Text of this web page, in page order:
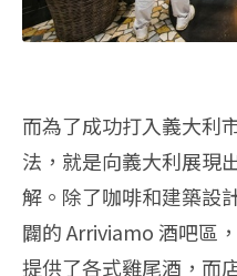
而為了成功打入義大利
法，就是向義大利展現
解。除了咖啡和建築設
闢的 Arriviamo 酒吧區
提供了各式雞尾酒，而